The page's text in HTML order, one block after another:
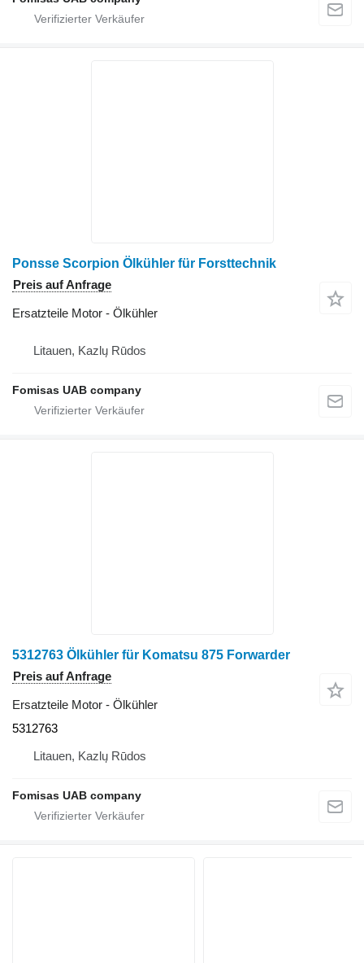
Ponsse Scorpion Ölkühler für Forsttechnik
Preis auf Anfrage
Ersatzteile Motor - Ölkühler
Litauen, Kazlų Rūdos
Fomisas UAB company
5312763 Ölkühler für Komatsu 875 Forwarder
Preis auf Anfrage
Ersatzteile Motor - Ölkühler
5312763
Litauen, Kazlų Rūdos
Fomisas UAB company